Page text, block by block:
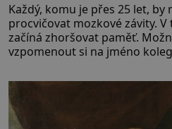
Každý, komu je přes 25 let, by
procvičovat mozkové závity.
začíná zhoršovat paměť.
vzpomenout si na jméno
Je to opravdu tak, s věkem
rozhodla stávkovat. Cvičte